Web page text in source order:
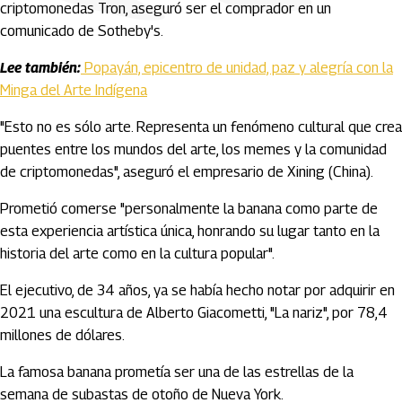
criptomonedas Tron, aseguró ser el comprador en un
comunicado de Sotheby's.
Lee también: Popayán, epicentro de unidad, paz y alegría con la
Minga del Arte Indígena
"Esto no es sólo arte. Representa un fenómeno cultural que crea
puentes entre los mundos del arte, los memes y la comunidad
de criptomonedas", aseguró el empresario de Xining (China).
Prometió comerse "personalmente la banana como parte de
esta experiencia artística única, honrando su lugar tanto en la
historia del arte como en la cultura popular".
El ejecutivo, de 34 años, ya se había hecho notar por adquirir en
2021 una escultura de Alberto Giacometti, "La nariz", por 78,4
millones de dólares.
La famosa banana prometía ser una de las estrellas de la
semana de subastas de otoño de Nueva York.